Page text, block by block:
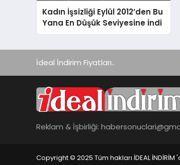
Kadın İşsizliği Eylül 2012’den Bu
Yana En Düşük Seviyesine İndi
İdeal İndirim Fiyatları..
Reklam & İşbirliği:
Copyright © 2025 Tüm hakları İDEAL İNDİRİM